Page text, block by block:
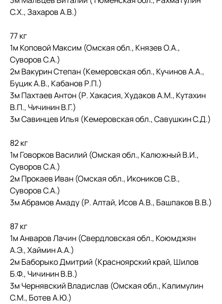
С.Х., Захаров А.В.)
77 кг
1м Коповой Максим (Омская обл., Князев О.А.,
Суворов С.А.)
2м Вакурин Степан (Кемеровская обл., Кучинов А.А.,
Буцик А.В., Кабанов Р.П.)
3м Пахтаев Антон (Р. Хакасия, Худаков А.М., Кутахин
В.П., Чичинин В.Г.)
3м Савинцев Илья (Кемеровская обл., Савушкин С.Д.)
82 кг
1м Говорков Василий (Омская обл., Калюжный В.И.,
Суворов С.А.)
2м Прокаев Иван (Омская обл., Икоников С.В.,
Суворов С.А.)
3м Абрамов Амаду (Р. Алтай, Исов А.В., Башпаков В.В.)
87 кг
1м Анваров Лачин (Свердловская обл., Коюмджян
А.Э., Хаймин А.А.)
2м Баборыко Дмитрий (Красноярский край, Шилов
Б.Ф., Чичинин В.В.)
3м Чернявский Владислав (Омская обл., Калимулин
С.М., Ботев А.Ю.)